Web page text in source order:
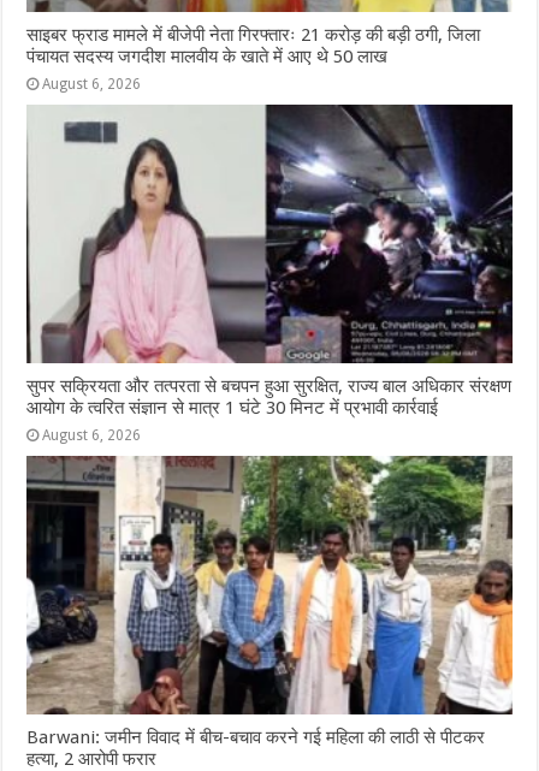
साइबर फ्राड मामले में बीजेपी नेता गिरफ्तारः 21 करोड़ की बड़ी ठगी, जिला
पंचायत सदस्य जगदीश मालवीय के खाते में आए थे 50 लाख
August 6, 2026
सुपर सक्रियता और तत्परता से बचपन हुआ सुरक्षित, राज्य बाल अधिकार संरक्षण
आयोग के त्वरित संज्ञान से मात्र 1 घंटे 30 मिनट में प्रभावी कार्रवाई
August 6, 2026
Barwani: जमीन विवाद में बीच-बचाव करने गई महिला की लाठी से पीटकर
हत्या, 2 आरोपी फरार